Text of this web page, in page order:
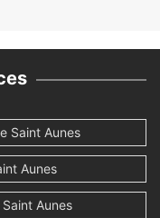
Saint Aunes
Aunes
Aunes